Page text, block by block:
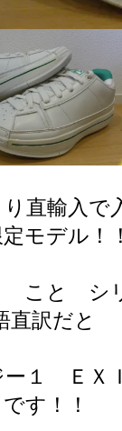
直輸入で
モデル！
こと シ
直訳だと
ー１ ＥＸ
す！！